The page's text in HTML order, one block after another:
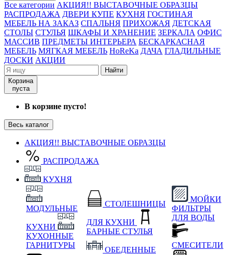
Все категории АКЦИЯ!! ВЫСТАВОЧНЫЕ ОБРАЗЦЫ
РАСПРОДАЖА ДВЕРИ КУПЕ КУХНЯ ГОСТИНАЯ
МЕБЕЛЬ НА ЗАКАЗ СПАЛЬНЯ ПРИХОЖАЯ ДЕТСКАЯ
СТОЛЫ СТУЛЬЯ ШКАФЫ И ХРАНЕНИЕ ЗЕРКАЛА ОФИС
МАССИВ ПРЕДМЕТЫ ИНТЕРЬЕРА БЕСКАРКАСНАЯ
МЕБЕЛЬ МЯГКАЯ МЕБЕЛЬ HoReKa ДАЧА ГЛАДИЛЬНЫЕ
ДОСКИ АКЦИИ
Найти
Корзина
пуста
В корзине пусто!
Весь каталог
АКЦИЯ!! ВЫСТАВОЧНЫЕ ОБРАЗЦЫ
РАСПРОДАЖА
КУХНЯ
МОДУЛЬНЫЕ
КУХНИ
КУХОННЫЕ
ГАРНИТУРЫ
СТОЛЕШНИЦЫ
ДЛЯ КУХНИ
БАРНЫЕ СТУЛЬЯ
ОБЕДЕННЫЕ
МОЙКИ
ФИЛЬТРЫ
ДЛЯ ВОДЫ
СМЕСИТЕЛИ